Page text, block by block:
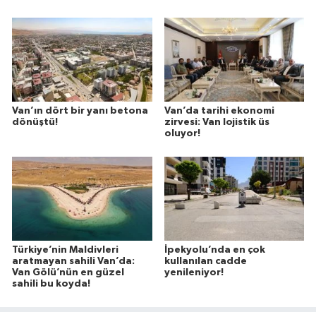
Van’ın dört bir yanı betona
dönüştü!
Van’da tarihi ekonomi
zirvesi: Van lojistik üs
oluyor!
Türkiye’nin Maldivleri
aratmayan sahili Van’da:
Van Gölü’nün en güzel
sahili bu koyda!
İpekyolu’nda en çok
kullanılan cadde
yenileniyor!